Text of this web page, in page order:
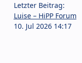
Letzter Beitrag:
Luise – HiPP Forum
10. Jul 2026 14:17